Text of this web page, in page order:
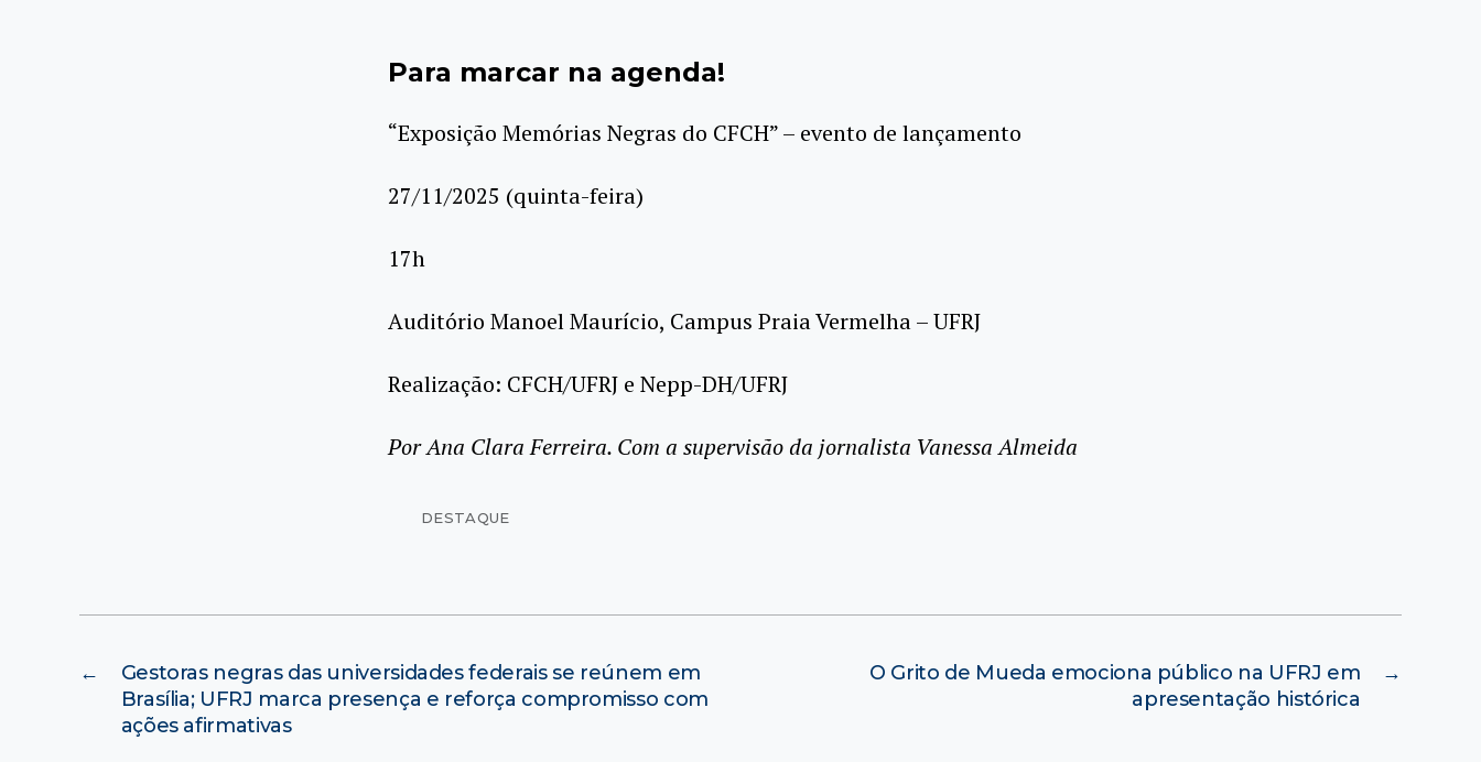
Para marcar na agenda!
“Exposição Memórias Negras do CFCH” – evento de lançamento
27/11/2025 (quinta-feira)
17h
Auditório Manoel Maurício, Campus Praia Vermelha – UFRJ
Realização: CFCH/UFRJ e Nepp-DH/UFRJ
Por Ana Clara Ferreira. Com a supervisão da jornalista Vanessa Almeida
DESTAQUE
←
Gestoras negras das universidades federais se reúnem em
Brasília; UFRJ marca presença e reforça compromisso com
ações afirmativas
→
O Grito de Mueda emociona público na UFRJ em
apresentação histórica